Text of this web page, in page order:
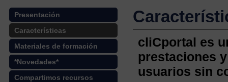
Presentación
Características
Materiales de formación
*Novedades*
Compartimos recursos
cliCportal es
prestaciones
usuarios sin